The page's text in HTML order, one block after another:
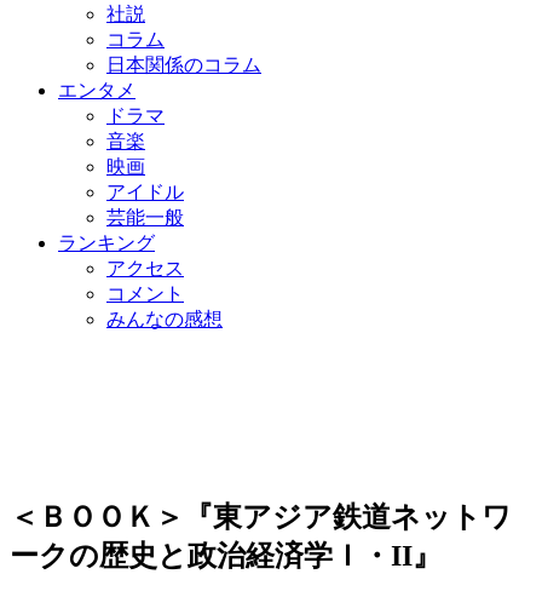
社説
コラム
日本関係のコラム
エンタメ
ドラマ
音楽
映画
アイドル
芸能一般
ランキング
アクセス
コメント
みんなの感想
＜ＢＯＯＫ＞『東アジア鉄道ネットワ
ークの歴史と政治経済学Ｉ・II』